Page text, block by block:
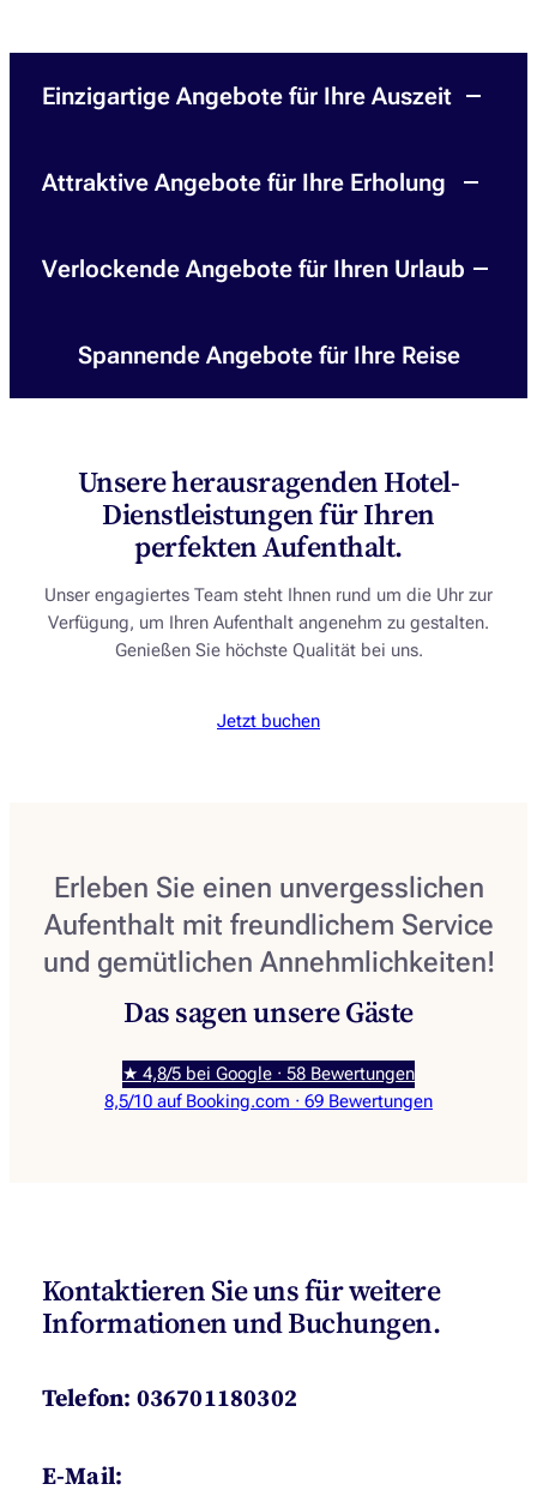
Einzigartige Angebote für Ihre Auszeit
Attraktive Angebote für Ihre Erholung
Verlockende Angebote für Ihren Urlaub
Spannende Angebote für Ihre Reise
Unsere herausragenden Hotel-
Dienstleistungen für Ihren
perfekten Aufenthalt.
Unser engagiertes Team steht Ihnen rund um die Uhr zur
Verfügung, um Ihren Aufenthalt angenehm zu gestalten.
Genießen Sie höchste Qualität bei uns.
Jetzt buchen
Erleben Sie einen unvergesslichen
Aufenthalt mit freundlichem Service
und gemütlichen Annehmlichkeiten!
Das sagen unsere Gäste
★ 4,8/5 bei Google · 58 Bewertungen
8,5/10 auf Booking.com · 69 Bewertungen
Kontaktieren Sie uns für weitere
Informationen und Buchungen.
Telefon: 036701180302
E-Mail: